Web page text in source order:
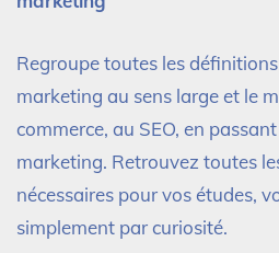
Regroupe toutes les
marketing au sens large et le
commerce, au SEO, en
marketing. Retrouvez toutes
nécessaires pour vos études,
simplement par curiosité.